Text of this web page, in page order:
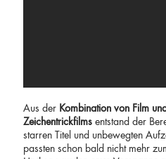
Aus der Kombination von Film und
Zeichentrickfilms entstand der
starren Titel und unbewegten
passten schon bald nicht mehr